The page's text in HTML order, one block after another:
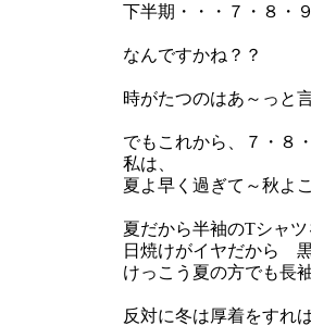
下半期・・・７・８・
なんですかね？？
時がたつのはあ～っと
でもこれから、７・８
私は、
夏よ早く過ぎて～秋よ
夏だから半袖のTシャツ
日焼けがイヤだから
けっこう夏の方でも長
反対に冬は厚着をすれ